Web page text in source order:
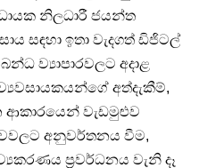
නිලධාරී ජයන්ත
සඳහා ඉතා වැදගත් ඩිජිටල්
ව්‍යාපාරවලට අදාළ
අත්දැකීම්,
ආකාරයෙන් වැඩමුළුව
අනුවර්තනය වීම,
ප්‍රවර්ධනය වැනි දෑ